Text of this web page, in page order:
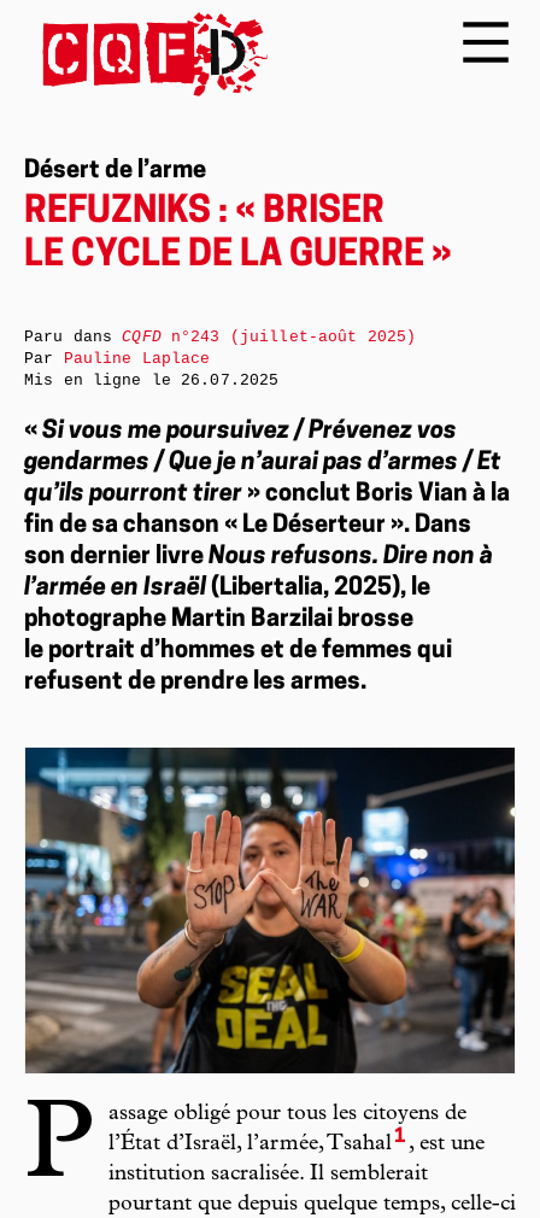
Désert de l’arme
REFUZNIKS : « BRISER
LE CYCLE DE LA GUERRE »
« Si vous me poursuivez / Prévenez vos
gendarmes / Que je n’aurai pas d’armes / Et
qu’ils pourront tirer » conclut Boris Vian à la
fin de sa chanson « Le Déserteur ». Dans
son dernier livre Nous refusons. Dire non à
l’armée en Israël (Libertalia, 2025), le
photographe Martin Barzilai brosse
le portrait d’hommes et de femmes qui
refusent de prendre les armes.
P
assage obligé pour tous les citoyens de
l’État d’Israël, l’armée, Tsahal1 , est une
institution sacralisée. Il semblerait
pourtant que depuis quelque temps, celle-ci
Paru dansCQFDn°243 (juillet-août 2025)
Par Pauline Laplace
Mis en ligne le 26.07.2025